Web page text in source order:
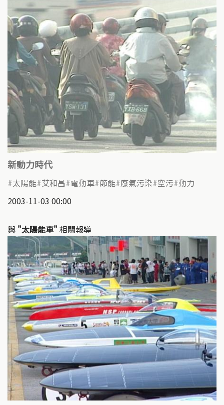
新動力時代
太陽能 艾和昌 電動車 節能 廢氣污染 空污 動力
2003-11-03 00:00
與 "太陽能車" 相關報導